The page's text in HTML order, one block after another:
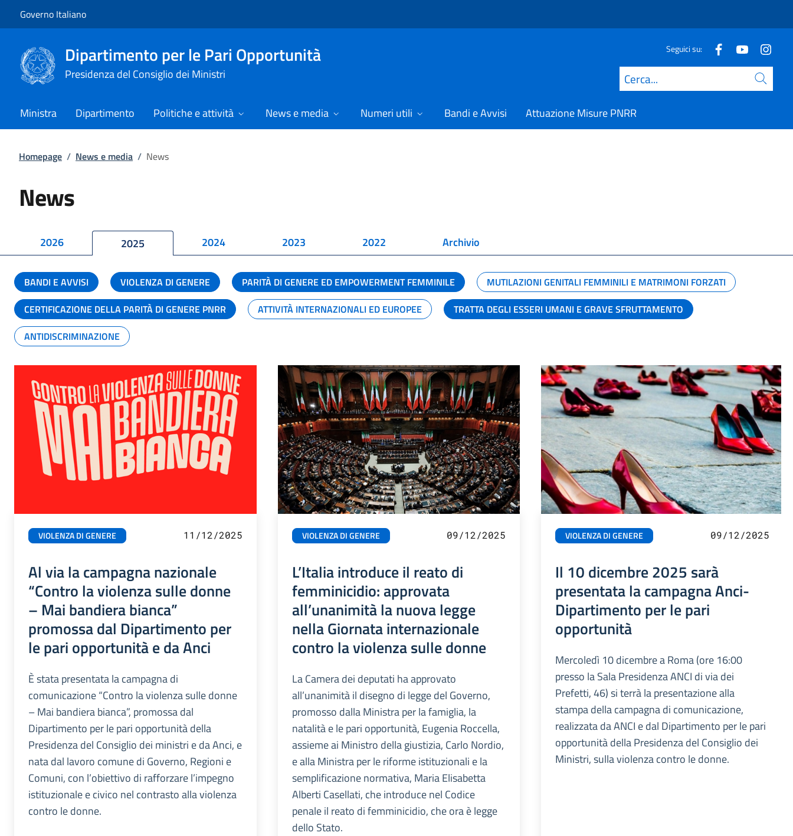
Governo Italiano
Dipartimento per le Pari Opportunità
Presidenza del Consiglio dei Ministri
Seguici su:
Cerca
Ministra Dipartimento Politiche e attività News e media Numeri utili Bandi e Avvisi Attuazione Misure PNRR
Homepage / News e media / News
News
2026 2025 2024 2023 2022 Archivio
BANDI E AVVISI VIOLENZA DI GENERE PARITÀ DI GENERE ED EMPOWERMENT FEMMINILE
MUTILAZIONI GENITALI FEMMINILI E MATRIMONI FORZATI
CERTIFICAZIONE DELLA PARITÀ DI GENERE PNRR
ATTIVITÀ INTERNAZIONALI ED EUROPEE
TRATTA DEGLI ESSERI UMANI E GRAVE SFRUTTAMENTO
ANTIDISCRIMINAZIONE
VIOLENZA DI GENERE 11/12/2025
Al via la campagna nazionale
“Contro la violenza sulle donne
– Mai bandiera bianca”
promossa dal Dipartimento per
le pari opportunità e da Anci
È stata presentata la campagna di
comunicazione “Contro la violenza sulle donne
– Mai bandiera bianca”, promossa dal
Dipartimento per le pari opportunità della
Presidenza del Consiglio dei ministri e da Anci, e
nata dal lavoro comune di Governo, Regioni e
Comuni, con l’obiettivo di rafforzare l’impegno
istituzionale e civico nel contrasto alla violenza
contro le donne.
VIOLENZA DI GENERE 09/12/2025
L’Italia introduce il reato di
femminicidio: approvata
all’unanimità la nuova legge
nella Giornata internazionale
contro la violenza sulle donne
La Camera dei deputati ha approvato
all’unanimità il disegno di legge del Governo,
promosso dalla Ministra per la famiglia, la
natalità e le pari opportunità, Eugenia Roccella,
assieme ai Ministro della giustizia, Carlo Nordio,
e alla Ministra per le riforme istituzionali e la
semplificazione normativa, Maria Elisabetta
Alberti Casellati, che introduce nel Codice
penale il reato di femminicidio, che ora è legge
dello Stato.
VIOLENZA DI GENERE 09/12/2025
Il 10 dicembre 2025 sarà
presentata la campagna Anci-
Dipartimento per le pari
opportunità
Mercoledì 10 dicembre a Roma (ore 16:00
presso la Sala Presidenza ANCI di via dei
Prefetti, 46) si terrà la presentazione alla
stampa della campagna di comunicazione,
realizzata da ANCI e dal Dipartimento per le pari
opportunità della Presidenza del Consiglio dei
Ministri, sulla violenza contro le donne.